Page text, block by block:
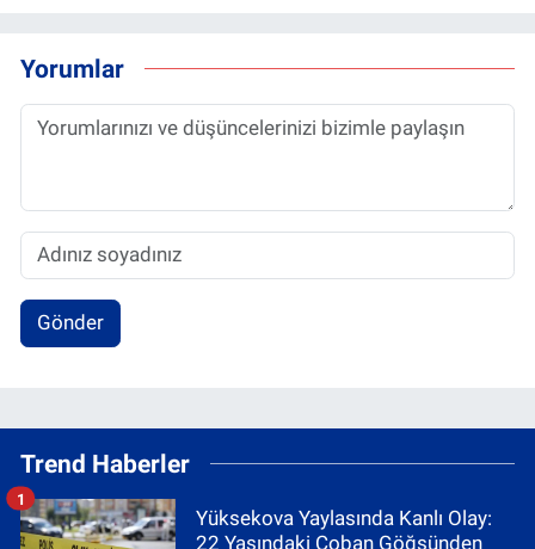
Yorumlar
Gönder
Trend Haberler
Yüksekova Yaylasında Kanlı Olay:
22 Yaşındaki Çoban Göğsünden
1